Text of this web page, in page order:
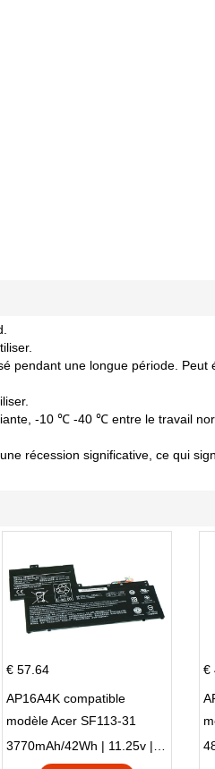
pendant une longue période. Peut
-10 ℃ -40 ℃ entre le travail
récession significative, ce qui
€ 57.64
AP16A4K compatible
modèle Acer SF113-31
AO1-132 NE132
€